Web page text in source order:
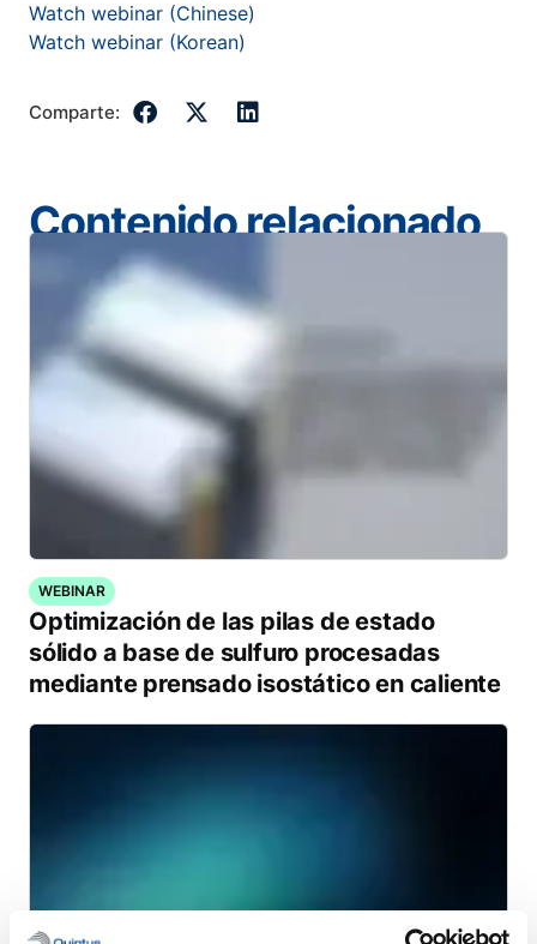
Watch webinar (Chinese)
Watch webinar (Korean)
Comparte:
Contenido relacionado
WEBINAR
Optimización de las pilas de estado
sólido a base de sulfuro procesadas
mediante prensado isostático en caliente